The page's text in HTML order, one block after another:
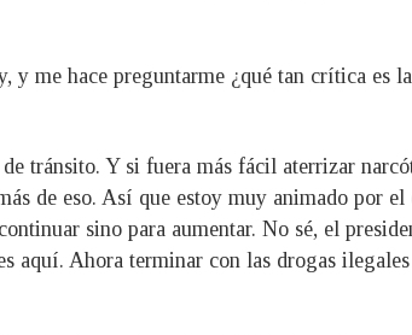
me hace preguntarme ¿qué tan crítica es
tránsito. Y si fuera más fácil aterrizar
de eso. Así que estoy muy animado por
sino para aumentar. No sé, el
aquí. Ahora terminar con las drogas